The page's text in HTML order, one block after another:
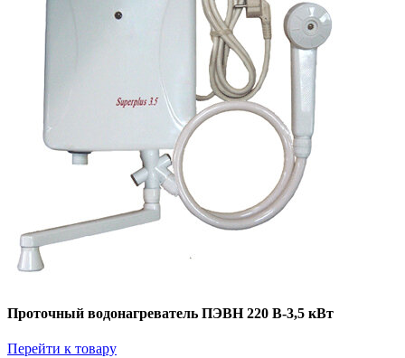
Проточный водонагреватель ПЭВН 220 В-3,5 кВт
Перейти к товару